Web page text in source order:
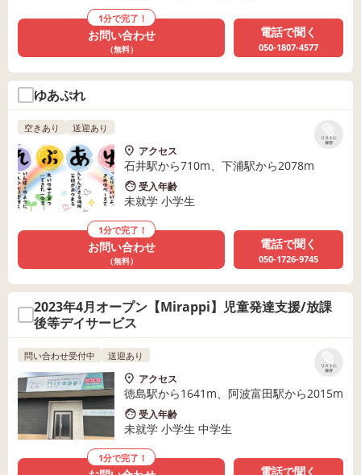
1分で完了！
お問い合わせ
（無料）
電話で聞く
050-1807-4577
ゆあぷれ
リストに
保存
空きあり 送迎あり
アクセス
石井駅から710m、下浦駅から2078m
受入年齢
未就学 小学生
1分で完了！
お問い合わせ
（無料）
電話で聞く
050-1726-9745
2023年4月オープン【Mirappi】児童発達支援/放課
後等デイサービス
リストに
保存
問い合わせ受付中 送迎あり
アクセス
徳島駅から1641m、阿波富田駅から2015m
受入年齢
未就学 小学生 中学生
1分で完了！
電話で聞く